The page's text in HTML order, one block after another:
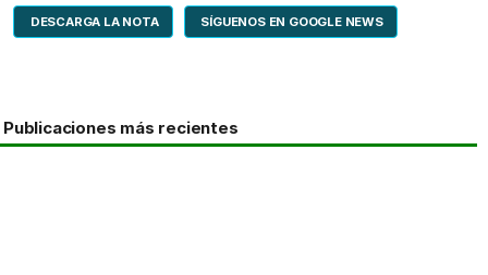
DESCARGA LA NOTA SÍGUENOS EN GOOGLE NEWS
Publicaciones más recientes